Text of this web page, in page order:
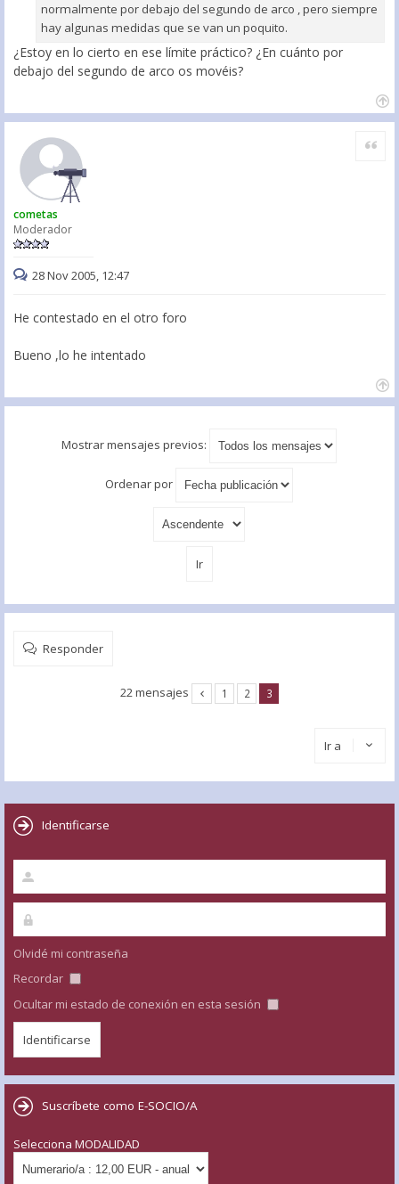
normalmente por debajo del segundo de arco , pero siempre
hay algunas medidas que se van un poquito.
¿Estoy en lo cierto en ese límite práctico? ¿En cuánto por
debajo del segundo de arco os movéis?
cometas
Moderador
Citar
28 Nov 2005, 12:47
He contestado en el otro foro
Bueno ,lo he intentado
Mostrar mensajes previos:
Ordenar por
Responder
22 mensajes 1 2 3
Ir a
Identificarse
Olvidé mi contraseña
Recordar
Ocultar mi estado de conexión en esta sesión
Suscríbete como E-SOCIO/A
Selecciona MODALIDAD